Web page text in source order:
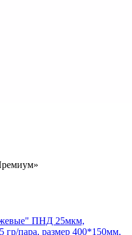
ПНД 25мкм,
гр/пара, размер 400*150мм,